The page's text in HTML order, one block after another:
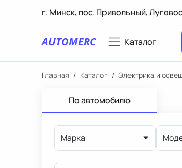
г. Минск, пос. Привольный,
AUTOMERC Каталог
Главная / Каталог / Электрика и
По автомобилю
Марка